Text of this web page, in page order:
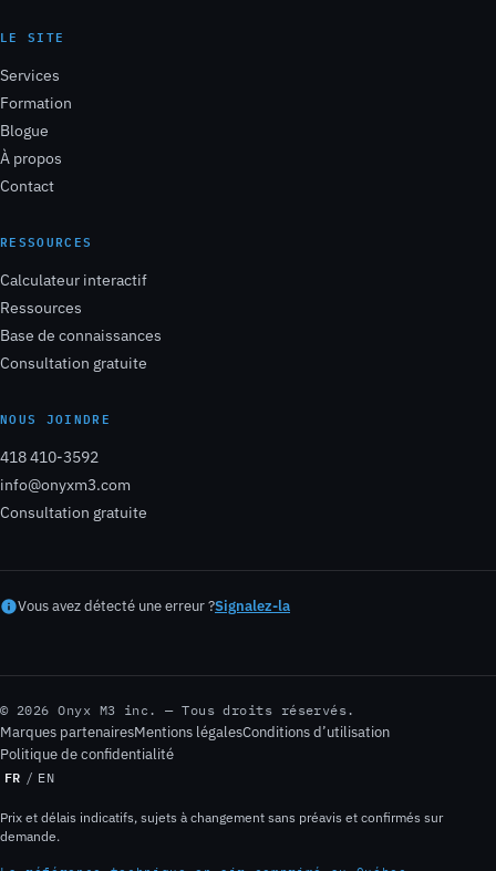
LE SITE
Services
Formation
Blogue
À propos
Contact
RESSOURCES
Calculateur interactif
Ressources
Base de connaissances
Consultation gratuite
NOUS JOINDRE
418 410-3592
info@onyxm3.com
Consultation gratuite
Vous avez détecté une erreur ?Signalez-la
© 2026 Onyx M3 inc. — Tous droits réservés.
Marques partenairesMentions légalesConditions d’utilisation
Politique de confidentialité
FR / EN
Prix et délais indicatifs, sujets à changement sans préavis et confirmés sur
demande.